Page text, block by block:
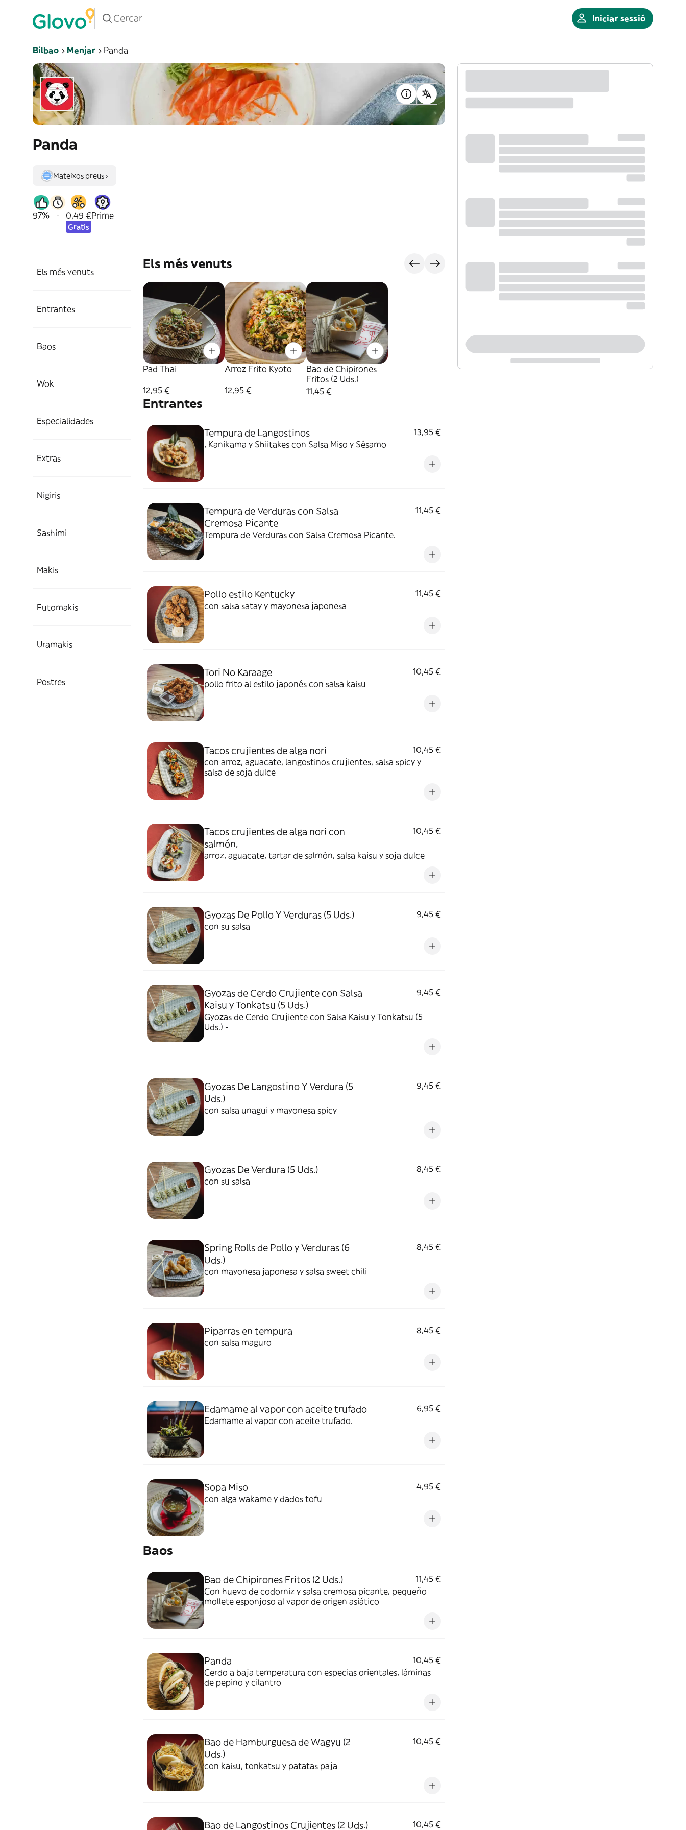
Iniciar sessió
Bilbao Menjar Panda
Panda
Mateixos preus ›
97% - 0,49 €
Gratis
Prime
Els més venuts
Entrantes
Baos
Wok
Especialidades
Extras
Nigiris
Sashimi
Makis
Futomakis
Uramakis
Postres
Els més venuts
Pad Thai
12,95 €
Arroz Frito Kyoto
12,95 €
Bao de Chipirones
Fritos (2 Uds.)
11,45 €
Entrantes
Tempura de Langostinos
13,95 €
, Kanikama y Shiitakes con Salsa Miso y Sésamo
Tempura de Verduras con Salsa
Cremosa Picante
11,45 €
Tempura de Verduras con Salsa Cremosa Picante.
Pollo estilo Kentucky
11,45 €
con salsa satay y mayonesa japonesa
Tori No Karaage
10,45 €
pollo frito al estilo japonés con salsa kaisu
Tacos crujientes de alga nori
10,45 €
con arroz, aguacate, langostinos crujientes, salsa spicy y
salsa de soja dulce
Tacos crujientes de alga nori con
salmón,
10,45 €
arroz, aguacate, tartar de salmón, salsa kaisu y soja dulce
Gyozas De Pollo Y Verduras (5 Uds.)
9,45 €
con su salsa
Gyozas de Cerdo Crujiente con Salsa
Kaisu y Tonkatsu (5 Uds.)
9,45 €
Gyozas de Cerdo Crujiente con Salsa Kaisu y Tonkatsu (5
Uds.) -
Gyozas De Langostino Y Verdura (5
Uds.)
9,45 €
con salsa unagui y mayonesa spicy
Gyozas De Verdura (5 Uds.)
8,45 €
con su salsa
Spring Rolls de Pollo y Verduras (6
Uds.)
8,45 €
con mayonesa japonesa y salsa sweet chili
Piparras en tempura
8,45 €
con salsa maguro
Edamame al vapor con aceite trufado
6,95 €
Edamame al vapor con aceite trufado.
Sopa Miso
4,95 €
con alga wakame y dados tofu
Baos
Bao de Chipirones Fritos (2 Uds.)
11,45 €
Con huevo de codorniz y salsa cremosa picante, pequeño
mollete esponjoso al vapor de origen asiático
Panda
10,45 €
Cerdo a baja temperatura con especias orientales, láminas
de pepino y cilantro
Bao de Hamburguesa de Wagyu (2
Uds.)
10,45 €
con kaisu, tonkatsu y patatas paja
Bao de Langostinos Crujientes (2 Uds.) 10,45 €